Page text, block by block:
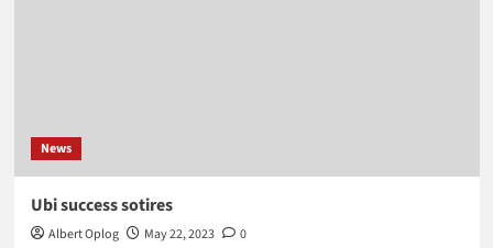
News
Ubi success sotires
Albert Oplog May 22, 2023 0